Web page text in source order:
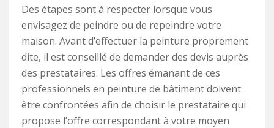
Des étapes sont à respecter lorsque vous
envisagez de peindre ou de repeindre votre
maison. Avant d’effectuer la peinture proprement
dite, il est conseillé de demander des devis auprès
des prestataires. Les offres émanant de ces
professionnels en peinture de bâtiment doivent
être confrontées afin de choisir le prestataire qui
propose l’offre correspondant à votre moyen